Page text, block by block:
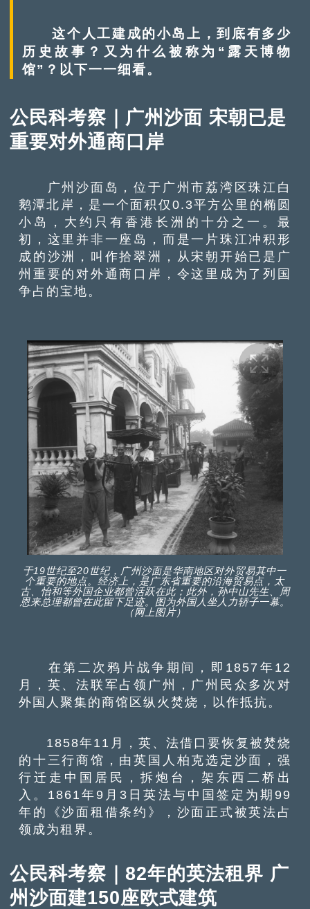
这个人工建成的小岛上，到底有多少
历史故事？又为什么被称为“露天博物
馆”？以下一一细看。
公民科考察｜广州沙面 宋朝已是
重要对外通商口岸
广州沙面岛，位于广州市荔湾区珠江白
鹅潭北岸，是一个面积仅0.3平方公里的椭圆
小岛，大约只有香港长洲的十分之一。最
初，这里并非一座岛，而是一片珠江冲积形
成的沙洲，叫作拾翠洲，从宋朝开始已是广
州重要的对外通商口岸，令这里成为了列国
争占的宝地。
于19世纪至20世纪，广州沙面是华南地区对外贸易其中一
个重要的地点。经济上，是广东省重要的沿海贸易点，太
古、怡和等外国企业都曾活跃在此；此外，孙中山先生、周
恩来总理都曾在此留下足迹。图为外国人坐人力轿子一幕。
（网上图片）
在第二次鸦片战争期间，即1857年12
月，英、法联军占领广州，广州民众多次对
外国人聚集的商馆区纵火焚烧，以作抵抗。
1858年11月，英、法借口要恢复被焚烧
的十三行商馆，由英国人柏克选定沙面，强
行迁走中国居民，拆炮台，架东西二桥出
入。1861年9月3日英法与中国签定为期99
年的《沙面租借条约》，沙面正式被英法占
领成为租界。
公民科考察｜82年的英法租界 广
州沙面建150座欧式建筑